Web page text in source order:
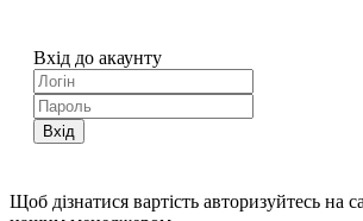
Вхід до акаунту
Вхід
Щоб дізнатися вартість авторизуйтесь на